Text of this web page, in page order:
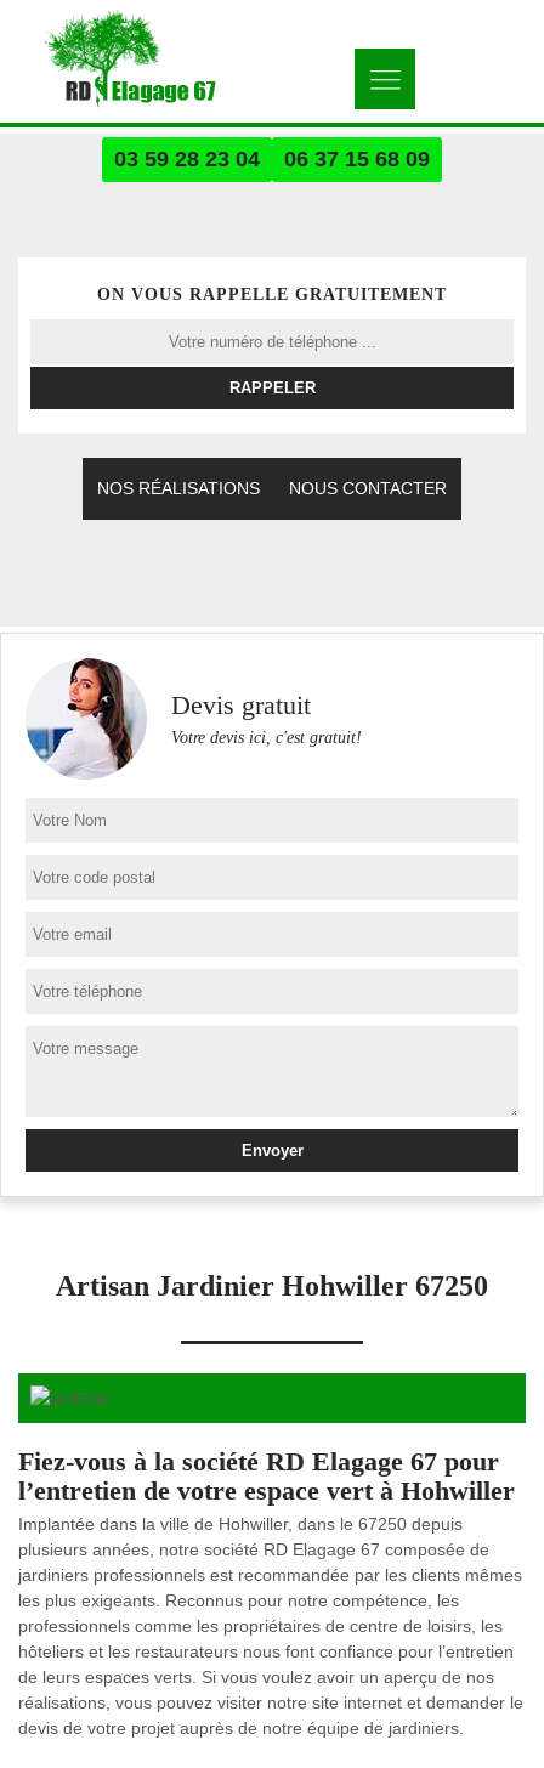
03 59 28 23 04 06 37 15 68 09
ON VOUS RAPPELLE GRATUITEMENT
NOS RÉALISATIONS NOUS CONTACTER
Devis gratuit
Votre devis ici, c'est gratuit!
Artisan Jardinier Hohwiller 67250
Fiez-vous à la société RD Elagage 67 pour
l’entretien de votre espace vert à Hohwiller
Implantée dans la ville de Hohwiller, dans le 67250 depuis
plusieurs années, notre société RD Elagage 67 composée de
jardiniers professionnels est recommandée par les clients mêmes
les plus exigeants. Reconnus pour notre compétence, les
professionnels comme les propriétaires de centre de loisirs, les
hôteliers et les restaurateurs nous font confiance pour l’entretien
de leurs espaces verts. Si vous voulez avoir un aperçu de nos
réalisations, vous pouvez visiter notre site internet et demander le
devis de votre projet auprès de notre équipe de jardiniers.